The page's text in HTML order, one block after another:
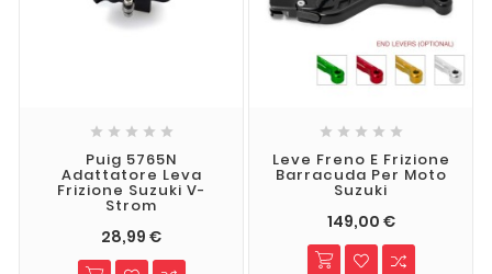
    
Puig 5765N
Adattatore Leva
Frizione Suzuki V-
Strom
28,99 €
    
Leve Freno E Frizione
Barracuda Per Moto
Suzuki
149,00 €